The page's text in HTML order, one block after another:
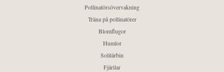
Pollinatörsövervakning
Träna på pollinatörer
Blomflugor
Humlor
Solitärbin
Fjärilar